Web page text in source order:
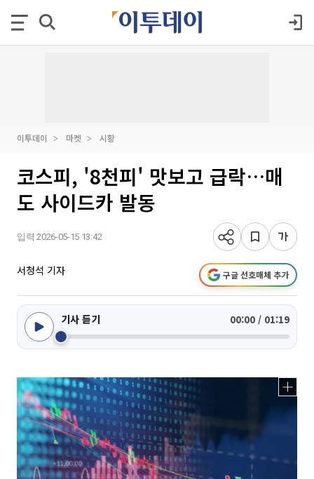
이투데이 마켓 시황
코스피, '8천피' 맛보고 급락…매
도 사이드카 발동
입력 2026-05-15 13:42
서청석 기자 구글 선호매체 추가
기사 듣기 00:00 / 01:19